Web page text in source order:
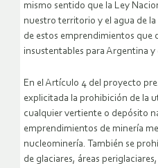
mismo sentido que la Ley
nuestro territorio y el agua de
de estos emprendimientos que
insustentables para Argentina
En el Artículo 4 del proyecto
explicitada la prohibición de la
cualquier vertiente o depósito
emprendimientos de minería
nucleominería. También se
de glaciares, áreas